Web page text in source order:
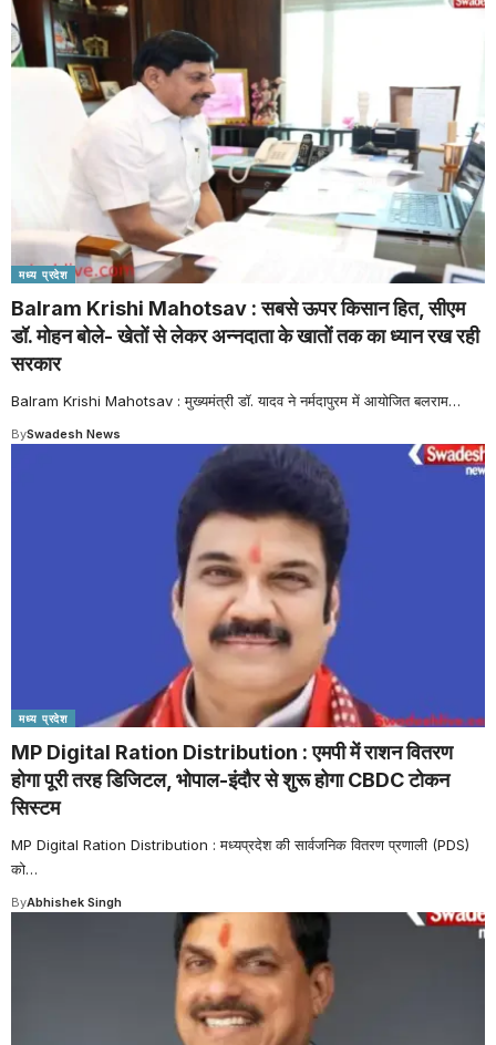
मध्य प्रदेश
Balram Krishi Mahotsav : सबसे ऊपर किसान हित, सीएम
डॉ. मोहन बोले- खेतों से लेकर अन्नदाता के खातों तक का ध्यान रख रही
सरकार
Balram Krishi Mahotsav : मुख्यमंत्री डॉ. यादव ने नर्मदापुरम में आयोजित बलराम…
BySwadesh News
मध्य प्रदेश
MP Digital Ration Distribution : एमपी में राशन वितरण
होगा पूरी तरह डिजिटल, भोपाल-इंदौर से शुरू होगा CBDC टोकन
सिस्टम
MP Digital Ration Distribution : मध्यप्रदेश की सार्वजनिक वितरण प्रणाली (PDS)
को…
ByAbhishek Singh